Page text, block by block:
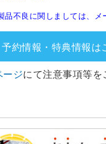
不良に関しましては、メ
予約情報・特典情報は
ージにて注意事項等を